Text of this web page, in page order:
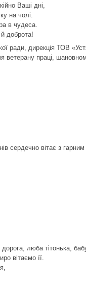
Ваші дні,
на чолі.
в чудеса.
доброта!
ради, дирекція ТОВ
ветерану праці,
сердечно вітає з
люба тітонька,
вітаємо її.